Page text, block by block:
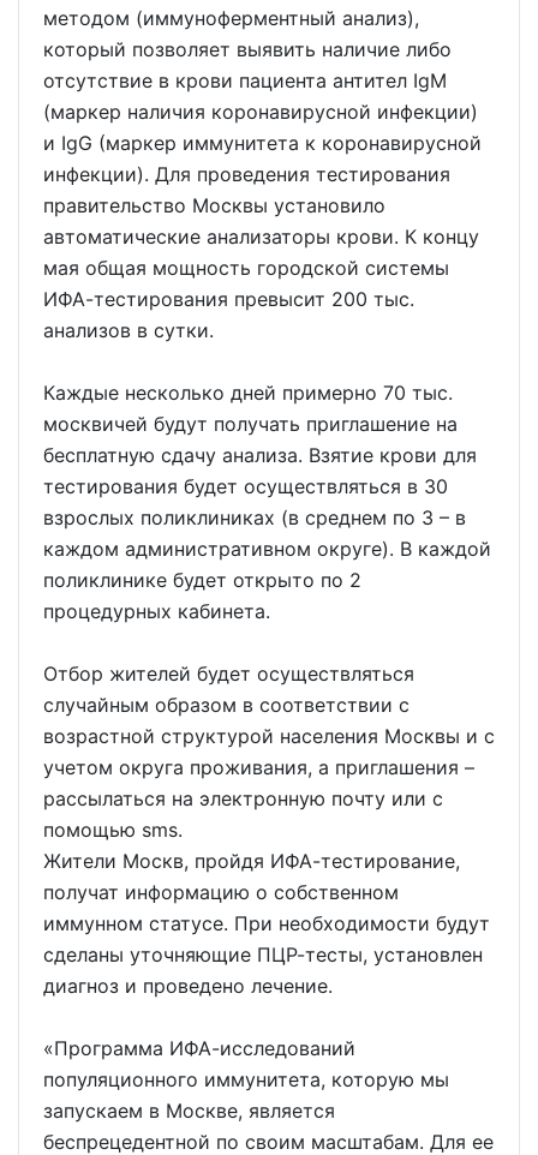
методом (иммуноферментный анализ),
который позволяет выявить наличие либо
отсутствие в крови пациента антител IgM
(маркер наличия коронавирусной инфекции)
и IgG (маркер иммунитета к коронавирусной
инфекции). Для проведения тестирования
правительство Москвы установило
автоматические анализаторы крови. К концу
мая общая мощность городской системы
ИФА-тестирования превысит 200 тыс.
анализов в сутки.
Каждые несколько дней примерно 70 тыс.
москвичей будут получать приглашение на
бесплатную сдачу анализа. Взятие крови для
тестирования будет осуществляться в 30
взрослых поликлиниках (в среднем по 3 – в
каждом административном округе). В каждой
поликлинике будет открыто по 2
процедурных кабинета.
Отбор жителей будет осуществляться
случайным образом в соответствии с
возрастной структурой населения Москвы и с
учетом округа проживания, а приглашения –
рассылаться на электронную почту или с
помощью sms.
Жители Москв, пройдя ИФА-тестирование,
получат информацию о собственном
иммунном статусе. При необходимости будут
сделаны уточняющие ПЦР-тесты, установлен
диагноз и проведено лечение.
«Программа ИФА-исследований
популяционного иммунитета, которую мы
запускаем в Москве, является
беспрецедентной по своим масштабам. Для ее